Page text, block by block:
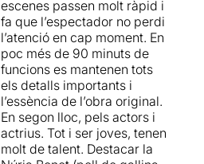
escenes passen molt ràpid i
fa que l’espectador no perdi
l’atenció en cap moment. En
poc més de 90 minuts de
funcions es mantenen tots
els detalls importants i
l’essència de l’obra original.
En segon lloc, pels actors i
actrius. Tot i ser joves, tenen
molt de talent. Destacar la